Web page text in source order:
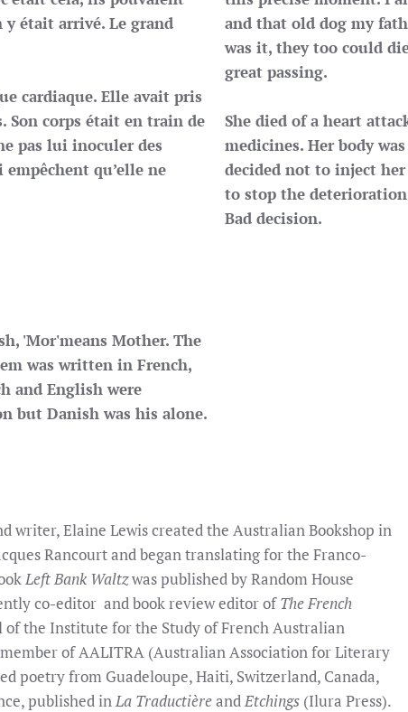
était arrivé. Le grand
cardiaque. Elle avait pris
Son corps était en train de
pas lui inoculer des
qu’elle ne
'Mor'means Mother. The
was written in French,
and English were
but Danish was his alone.
and that old dog my
was it, they too could
great passing.
She died of a heart
medicines. Her body
decided not to inject
to stop the
Bad decision.
writer, Elaine Lewis created the Australian Bookshop in
Rancourt and began translating for the Franco-
Left Bank Waltzwas published by Random House
co-editor and book review editor ofThe French
of the Institute for the Study of French Australian
of AALITRA (Australian Association for Literary
poetry from Guadeloupe, Haiti, Switzerland, Canada,
published inLa TraductièreandEtchings (Ilura Press).